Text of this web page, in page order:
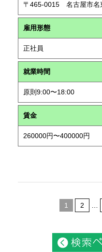
〒465-0015 名古屋市名
雇用形態
正社員
就業時間
原則9:00〜18:00
賃金
260000円〜400000円
1 2